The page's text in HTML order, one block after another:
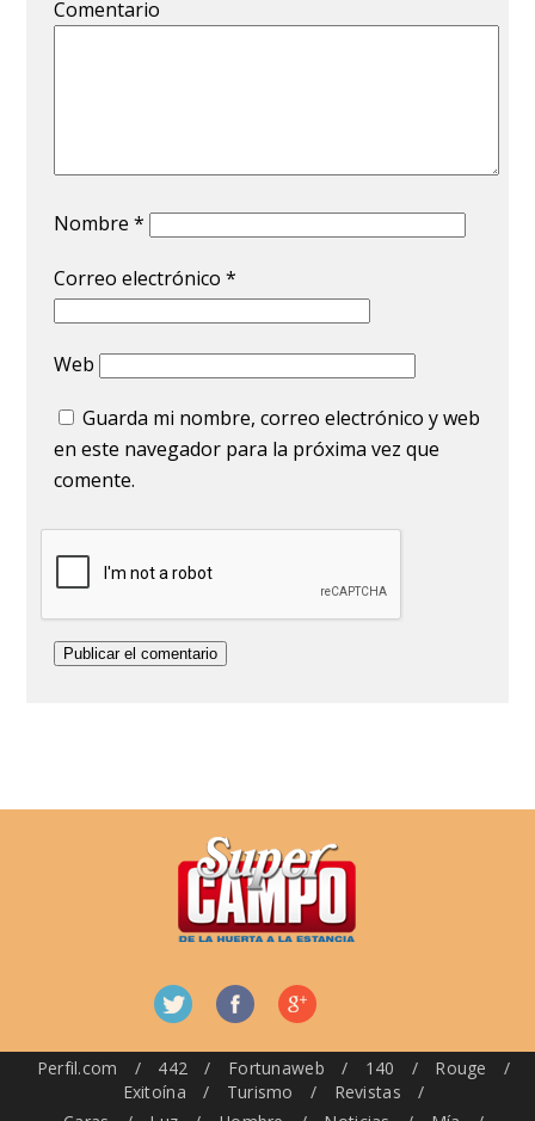
Comentario
Nombre*
Correo electrónico*
Web
Guarda mi nombre, correo electrónico y web
en este navegador para la próxima vez que
comente.
Perfil.com / 442 / Fortunaweb / 140 / Rouge
/
Exitoína
/ Turismo / Revistas
/